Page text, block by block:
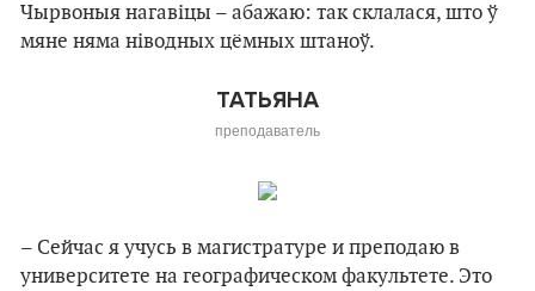
Чырвоныя нагавіцы – абажаю: так склалася, што ў
мяне няма ніводных цёмных штаноў.
ТАТЬЯНА
преподаватель
– Сейчас я учусь в магистратуре и преподаю в
университете на географическом факультете. Это